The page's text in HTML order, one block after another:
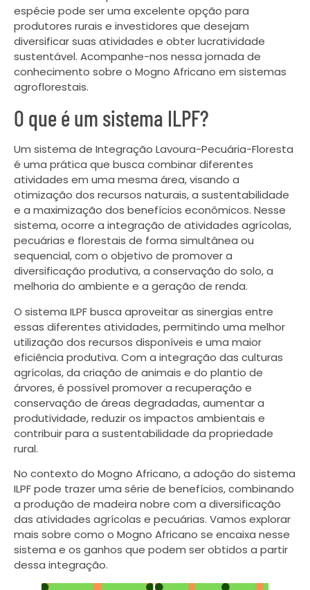
espécie pode ser uma excelente opção para
produtores rurais e investidores que desejam
diversificar suas atividades e obter lucratividade
sustentável. Acompanhe-nos nessa jornada de
conhecimento sobre o Mogno Africano em sistemas
agroflorestais.
O que é um sistema ILPF?
Um sistema de Integração Lavoura-Pecuária-Floresta
é uma prática que busca combinar diferentes
atividades em uma mesma área, visando a
otimização dos recursos naturais, a sustentabilidade
e a maximização dos benefícios econômicos. Nesse
sistema, ocorre a integração de atividades agrícolas,
pecuárias e florestais de forma simultânea ou
sequencial, com o objetivo de promover a
diversificação produtiva, a conservação do solo, a
melhoria do ambiente e a geração de renda.
O sistema ILPF busca aproveitar as sinergias entre
essas diferentes atividades, permitindo uma melhor
utilização dos recursos disponíveis e uma maior
eficiência produtiva. Com a integração das culturas
agrícolas, da criação de animais e do plantio de
árvores, é possível promover a recuperação e
conservação de áreas degradadas, aumentar a
produtividade, reduzir os impactos ambientais e
contribuir para a sustentabilidade da propriedade
rural.
No contexto do Mogno Africano, a adoção do sistema
ILPF pode trazer uma série de benefícios, combinando
a produção de madeira nobre com a diversificação
das atividades agrícolas e pecuárias. Vamos explorar
mais sobre como o Mogno Africano se encaixa nesse
sistema e os ganhos que podem ser obtidos a partir
dessa integração.